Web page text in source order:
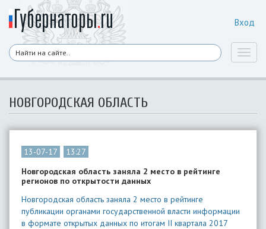
Вход
НОВГОРОДСКАЯ ОБЛАСТЬ
13-07-17
13:27
Новгородская область заняла 2 место в рейтинге
регионов по открытости данных
Новгородская область заняла 2 место в рейтинге
публикации органами государственной власти информации
в формате открытых данных по итогам II квартала 2017